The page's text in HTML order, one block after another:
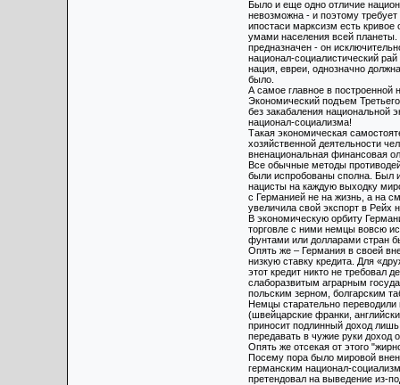
Было и еще одно отличие
невозможна - и поэтому
ипостаси марксизм есть кривое
умами населения всей планеты.
предназначен - он
национал-социалистический
нация, евреи, однозначно
было.
А самое главное в построенной
Экономический подъем
без закабаления национальной
национал-социализма!
Такая экономическая
хозяйственной деятельности
вненациональная финансовая
Все обычные методы
были испробованы сполна. Был
нацисты на каждую выходку
с Германией не на жизнь, а на
увеличила свой экспорт в Рейх
В экономическую орбиту
торговле с ними немцы вовсю
фунтами или долларами стран
Опять же – Германия в своей
низкую ставку кредита. Для
этот кредит никто не требовал
слаборазвитым аграрным
польским зерном, болгарским
Немцы старательно
(швейцарские франки,
приносит подлинный доход
передавать в чужие руки доход
Опять же отсекая от этого
Посему пора было мировой
германским национал-
претендовал на выведение из-